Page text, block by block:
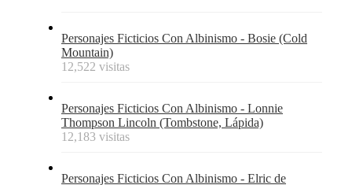
Personajes Ficticios Con Albinismo - Bosie (Cold
Mountain)
12,522 visitas
Personajes Ficticios Con Albinismo - Lonnie
Thompson Lincoln (Tombstone, Lápida)
12,183 visitas
Personajes Ficticios Con Albinismo - Elric de